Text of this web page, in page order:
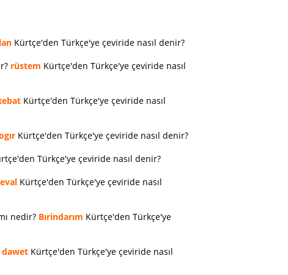
Kürtçe'den Türkçe'ye çeviride nasıl denir?
rüstem Kürtçe'den Türkçe'ye çeviride nasıl
Kürtçe'den Türkçe'ye çeviride nasıl
Kürtçe'den Türkçe'ye çeviride nasıl denir?
Türkçe'ye çeviride nasıl denir?
Kürtçe'den Türkçe'ye çeviride nasıl
nedir? Bırindarım Kürtçe'den Türkçe'ye
dawet Kürtçe'den Türkçe'ye çeviride nasıl